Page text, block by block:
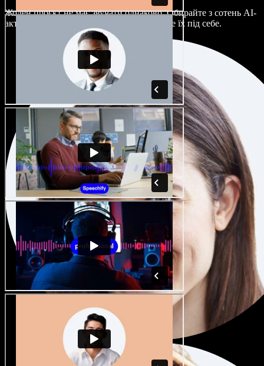
Жоден проєкт не має звучати однаково. Обирайте з сотень AI-
акторів і акцентів та гнучко налаштовуйте їх під себе.